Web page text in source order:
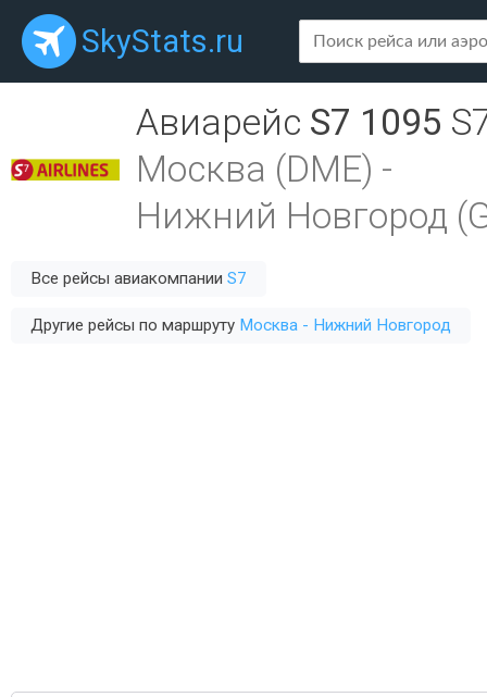
SkyStats.ru
Авиарейс S7 1095
Москва (DME) -
Нижний Новгород
Все рейсы авиакомпании S7
Другие рейсы по маршруту Москва - Нижний Новгород